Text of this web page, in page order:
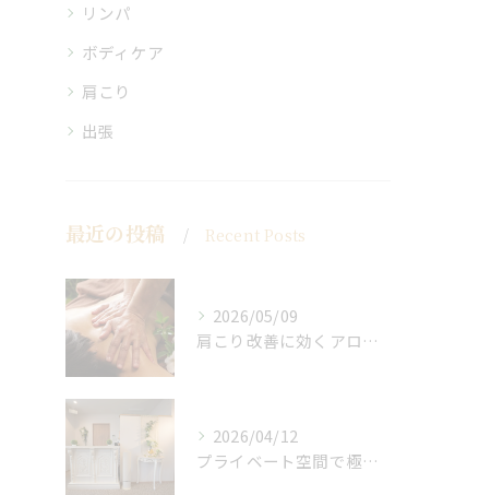
リンパ
ボディケア
肩こり
出張
最近の投稿 Recent Posts
2026/05/09
肩こり改善に効くアロマリンパの手技と効果
2026/04/12
プライベート空間で極上アロマリンパケアの効果